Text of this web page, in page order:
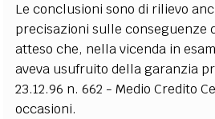
Le conclusioni sono di rilievo
precisazioni sulle conseguenze
atteso che, nella vicenda in
aveva usufruito della garanzia
23.12.96 n. 662 - Medio Credito
occasioni.